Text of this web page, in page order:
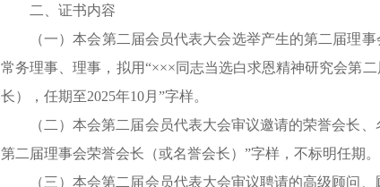
二、证书内容
（一）本会第二届会员代表大会选举产生的第二届理
常务理事、理事，拟用“×××同志当选白求恩精神研究会第
长），任期至2025年10月”字样。
（二）本会第二届会员代表大会审议邀请的荣誉会长
第二届理事会荣誉会长（或名誉会长）”字样，不标明任期。
（三）本会第二届会员代表大会审议聘请的高级顾问